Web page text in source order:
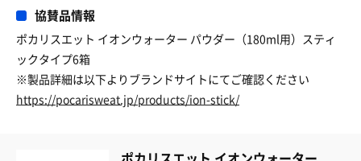
協賛品情報
ポカリスエット イオンウォーター パウダー（180ml用）スティ
ックタイプ6箱
※製品詳細は以下よりブランドサイトにてご確認ください
https://pocarisweat.jp/products/ion-stick/